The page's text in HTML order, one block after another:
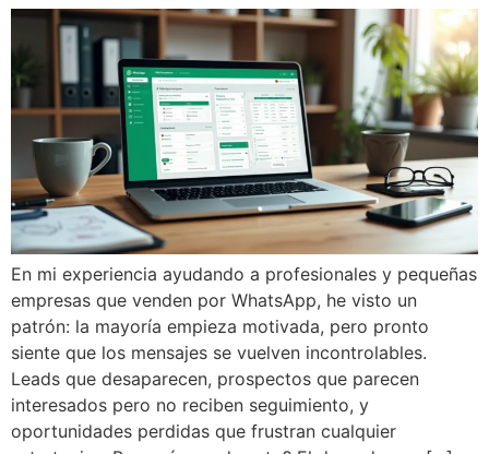
En mi experiencia ayudando a profesionales y pequeñas
empresas que venden por WhatsApp, he visto un
patrón: la mayoría empieza motivada, pero pronto
siente que los mensajes se vuelven incontrolables.
Leads que desaparecen, prospectos que parecen
interesados pero no reciben seguimiento, y
oportunidades perdidas que frustran cualquier